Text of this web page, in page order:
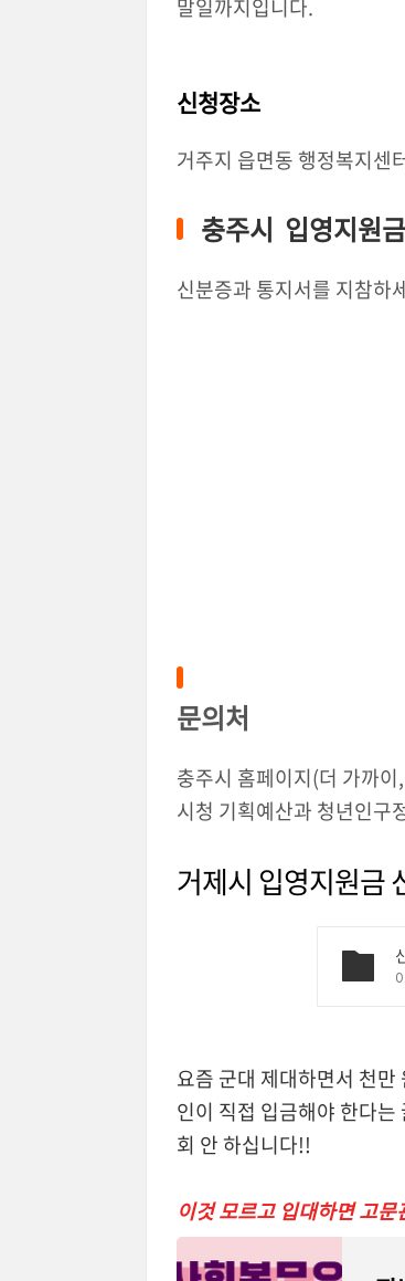
말일까지입니다.
신청장소
거주지 읍면동 행정복지센
충주시 입영지원
신분증과 통지서를 지참하
문의처
충주시 홈페이지(더 가까
시청 기획예산과 청년인
거제시 입영지원금
요즘 군대 제대하면서 천
인이 직접 입금해야 한다
회 안 하십니다!!
이것 모르고 입대하면 고문